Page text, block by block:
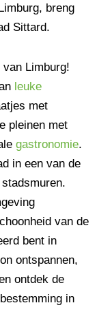
breng
Sittard.
Limburg!
leuke
met
pleinen met
gastronomie.
in een van de
van de
bent in
ontspannen,
ontdek de
in